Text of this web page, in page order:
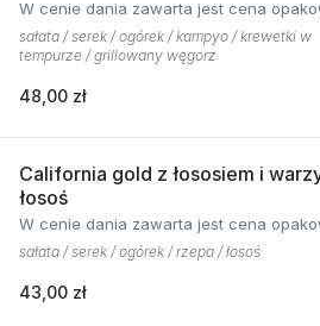
W cenie dania zawarta jest cena
sałata / serek / ogórek / kampyo / krewetki w
tempurze / grillowany węgorz
48,00 zł
California gold z łososiem i
łosoś
W cenie dania zawarta jest cena
sałata / serek / ogórek / rzepa / łosoś
43,00 zł